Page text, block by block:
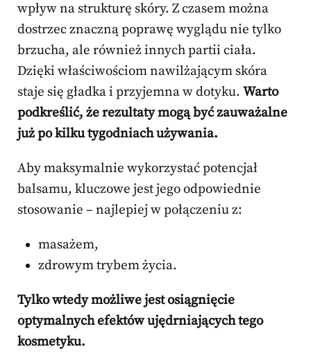
wpływ na strukturę skóry. Z czasem można
dostrzec znaczną poprawę wyglądu nie tylko
brzucha, ale również innych partii ciała.
Dzięki właściwościom nawilżającym skóra
staje się gładka i przyjemna w dotyku. Warto
podkreślić, że rezultaty mogą być zauważalne
już po kilku tygodniach używania.
Aby maksymalnie wykorzystać potencjał
balsamu, kluczowe jest jego odpowiednie
stosowanie – najlepiej w połączeniu z:
masażem,
zdrowym trybem życia.
Tylko wtedy możliwe jest osiągnięcie
optymalnych efektów ujędrniających tego
kosmetyku.